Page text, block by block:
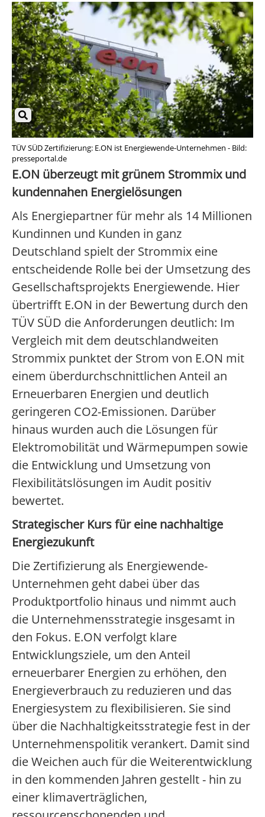
TÜV SÜD Zertifizierung: E.ON ist Energiewende-Unternehmen - Bild:
presseportal.de
E.ON überzeugt mit grünem Strommix und
kundennahen Energielösungen
Als Energiepartner für mehr als 14 Millionen
Kundinnen und Kunden in ganz
Deutschland spielt der Strommix eine
entscheidende Rolle bei der Umsetzung des
Gesellschaftsprojekts Energiewende. Hier
übertrifft E.ON in der Bewertung durch den
TÜV SÜD die Anforderungen deutlich: Im
Vergleich mit dem deutschlandweiten
Strommix punktet der Strom von E.ON mit
einem überdurchschnittlichen Anteil an
Erneuerbaren Energien und deutlich
geringeren CO2-Emissionen. Darüber
hinaus wurden auch die Lösungen für
Elektromobilität und Wärmepumpen sowie
die Entwicklung und Umsetzung von
Flexibilitätslösungen im Audit positiv
bewertet.
Strategischer Kurs für eine nachhaltige
Energiezukunft
Die Zertifizierung als Energiewende-
Unternehmen geht dabei über das
Produktportfolio hinaus und nimmt auch
die Unternehmensstrategie insgesamt in
den Fokus. E.ON verfolgt klare
Entwicklungsziele, um den Anteil
erneuerbarer Energien zu erhöhen, den
Energieverbrauch zu reduzieren und das
Energiesystem zu flexibilisieren. Sie sind
über die Nachhaltigkeitsstrategie fest in der
Unternehmenspolitik verankert. Damit sind
die Weichen auch für die Weiterentwicklung
in den kommenden Jahren gestellt - hin zu
einer klimaverträglichen,